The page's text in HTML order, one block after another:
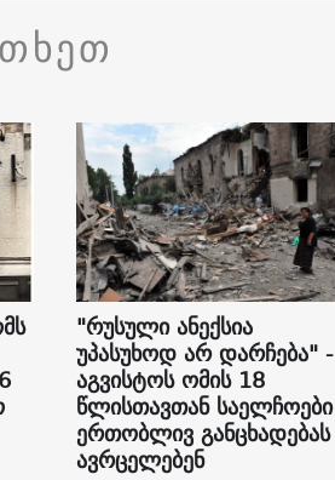
"რუსული ანექსია
უპასუხოდ არ დარჩება" -
აგვისტოს ომის 18
წლისთავთან საელჩოები
ერთობლივ განცხადებას
ავრცელებენ